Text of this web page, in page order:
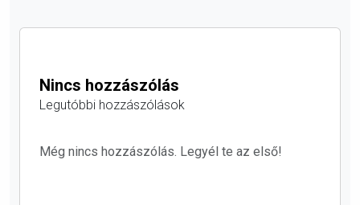
Nincs hozzászólás
Legutóbbi hozzászólások
Még nincs hozzászólás. Legyél te az első!